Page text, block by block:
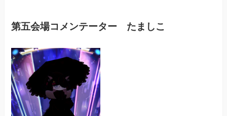
第五会場コメンテーター たましこ